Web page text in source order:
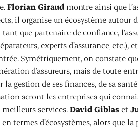
Florian Giraud montre ainsi que
il organise un écosystème autour
que partenaire de confiance,
experts d’assurance, etc.),
Symétriquement, on constate
d’assureurs, mais de toute
gestion de ses finances, de sa
seront les entreprises qui
services.David Giblaset
termes d’écosystèmes, alors que